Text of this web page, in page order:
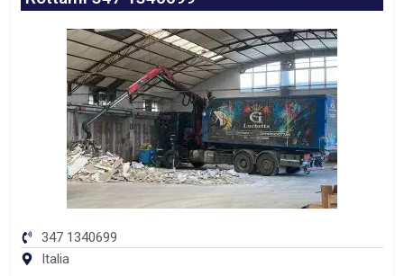
347 1340699
Italia